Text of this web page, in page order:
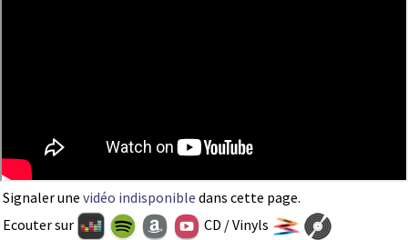
Signaler une vidéo indisponible dans cette page.
Ecouter sur
CD / Vinyls